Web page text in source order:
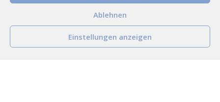
Ablehnen
Einstellungen anzeigen